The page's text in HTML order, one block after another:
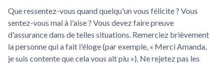
Que ressentez-vous quand quelqu'un vous félicite ? Vous
sentez-vous mal à l'aise ? Vous devez faire preuve
d'assurance dans de telles situations. Remerciez brièvement
la personne qui a fait l'éloge (par exemple, « Merci Amanda,
je suis contente que cela vous ait plu »). Ne rejetez pas les